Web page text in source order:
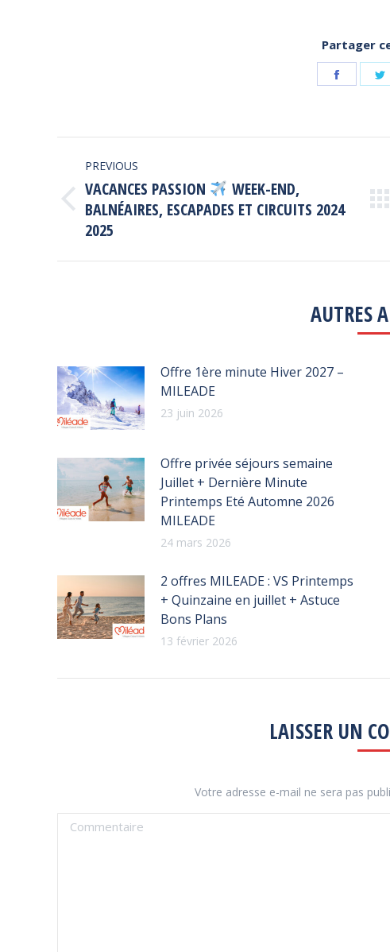
Partager
Share
NAVIGATION
PREVIOUS
Previous
post:
VACANCES PASSION
WEEK-END,
BALNÉAIRES, ESCAPADES ET CIRCUITS 2024
2025
AUTRES
Offre 1ère minute Hiver 2027 –
MILEADE
23 juin 2026
Offre privée séjours semaine
Juillet + Dernière Minute
Printemps Eté Automne 2026
MILEADE
24 mars 2026
2 offres MILEADE : VS Printemps
+ Quinzaine en juillet + Astuce
Bons Plans
13 février 2026
LAISSER UN
Votre adresse e-mail ne sera pas
Commentaire